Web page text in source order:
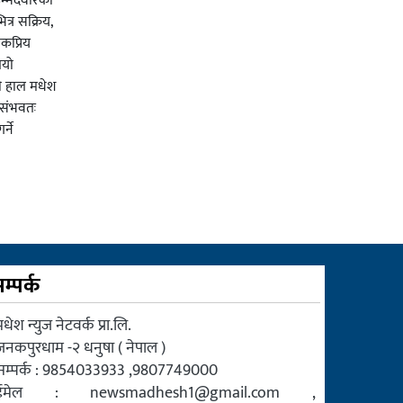
सक्रिय,
हाल मधेश
न्युज नेटवर्क प्रा.लि.
-२ धनुषा ( नेपाल )
: 9854033933 ,9807749000
: newsmadhesh1@gmail.com ,